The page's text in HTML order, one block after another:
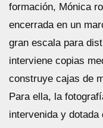
formación, Mónica
encerrada en un
gran escala para
interviene copias
construye cajas de
Para ella, la
intervenida y dotada